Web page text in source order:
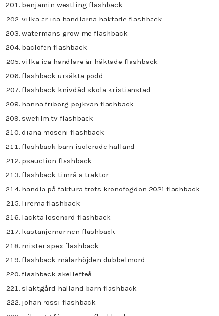
benjamin westling flashback
vilka är ica handlarna häktade flashback
watermans grow me flashback
baclofen flashback
vilka ica handlare är häktade flashback
flashback ursäkta podd
flashback knivdåd skola kristianstad
hanna friberg pojkvän flashback
swefilm.tv flashback
diana moseni flashback
flashback barn isolerade halland
psauction flashback
flashback timrå a traktor
handla på faktura trots kronofogden 2021 flashback
lirema flashback
läckta lösenord flashback
kastanjemannen flashback
mister spex flashback
flashback mälarhöjden dubbelmord
flashback skellefteå
släktgård halland barn flashback
johan rossi flashback